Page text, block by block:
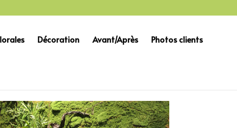
Décoration Avant/Après Photos clients